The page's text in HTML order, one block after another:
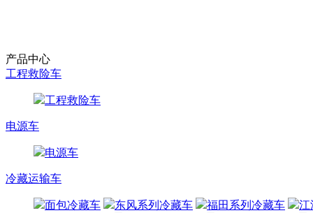
产品中心
工程救险车
工程救险车
电源车
电源车
冷藏运输车
面包冷藏车 东风系列冷藏车 福田系列冷藏车
江